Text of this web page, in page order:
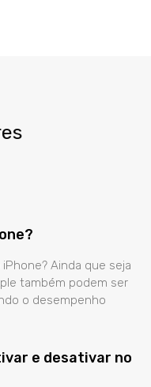
Ainda que seja
também podem ser
o desempenho
e desativar no